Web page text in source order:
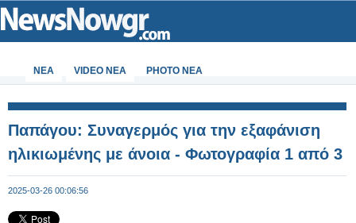
ΝΕΑ VIDEO NEA PHOTO NEA
Παπάγου: Συναγερμός για την εξαφάνιση
ηλικιωμένης με άνοια - Φωτογραφία 1 από 3
2025-03-26 00:06:56